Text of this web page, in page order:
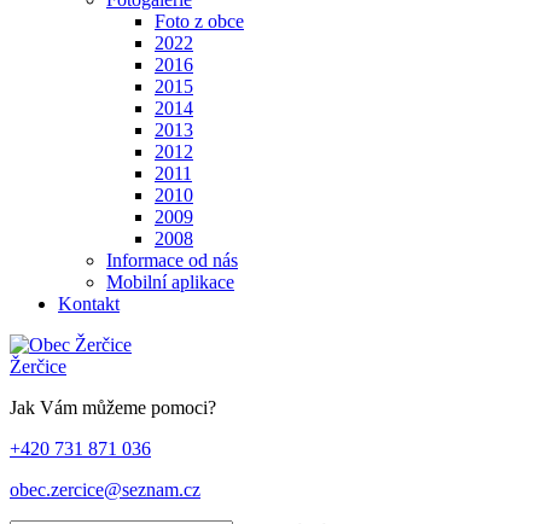
Foto z obce
2022
2016
2015
2014
2013
2012
2011
2010
2009
2008
Informace od nás
Mobilní aplikace
Kontakt
Žerčice
Jak Vám můžeme pomoci?
+420 731 871 036
obec.zercice@seznam.cz